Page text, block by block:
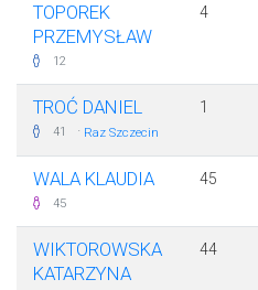
TOPOREK
PRZEMYSŁAW
12
4
TROĆ DANIEL
41 · Raz Szczecin
1
WALA KLAUDIA
45
45
WIKTOROWSKA
KATARZYNA
44